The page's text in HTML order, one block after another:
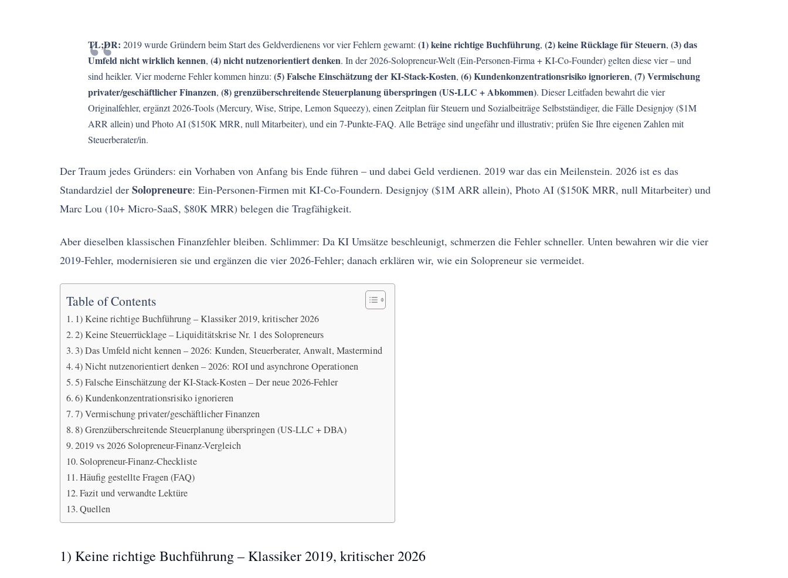
TL;DR: 2019 wurde Gründern beim Start des Geldverdienens vor vier Fehlern gewarnt: (1) keine richtige Buchführung, (2) keine Rücklage für Steuern, (3) das
Umfeld nicht wirklich kennen, (4) nicht nutzenorientiert denken. In der 2026-Solopreneur-Welt (Ein-Personen-Firma + KI-Co-Founder) gelten diese vier – und
sind heikler. Vier moderne Fehler kommen hinzu: (5) Falsche Einschätzung der KI-Stack-Kosten, (6) Kundenkonzentrationsrisiko ignorieren, (7) Vermischung
privater/geschäftlicher Finanzen, (8) grenzüberschreitende Steuerplanung überspringen (US-LLC + Abkommen). Dieser Leitfaden bewahrt die vier
Originalfehler, ergänzt 2026-Tools (Mercury, Wise, Stripe, Lemon Squeezy), einen Zeitplan für Steuern und Sozialbeiträge Selbstständiger, die Fälle Designjoy ($1M
ARR allein) und Photo AI ($150K MRR, null Mitarbeiter), und ein 7-Punkte-FAQ. Alle Beträge sind ungefähr und illustrativ; prüfen Sie Ihre eigenen Zahlen mit
Steuerberater/in.
Der Traum jedes Gründers: ein Vorhaben von Anfang bis Ende führen – und dabei Geld verdienen. 2019 war das ein Meilenstein. 2026 ist es das
Standardziel der Solopreneure: Ein-Personen-Firmen mit KI-Co-Foundern. Designjoy ($1M ARR allein), Photo AI ($150K MRR, null Mitarbeiter) und
Marc Lou (10+ Micro-SaaS, $80K MRR) belegen die Tragfähigkeit.
Aber dieselben klassischen Finanzfehler bleiben. Schlimmer: Da KI Umsätze beschleunigt, schmerzen die Fehler schneller. Unten bewahren wir die vier
2019-Fehler, modernisieren sie und ergänzen die vier 2026-Fehler; danach erklären wir, wie ein Solopreneur sie vermeidet.
Table of Contents
1) Keine richtige Buchführung – Klassiker 2019, kritischer 2026
2) Keine Steuerrücklage – Liquiditätskrise Nr. 1 des Solopreneurs
3) Das Umfeld nicht kennen – 2026: Kunden, Steuerberater, Anwalt, Mastermind
4) Nicht nutzenorientiert denken – 2026: ROI und asynchrone Operationen
5) Falsche Einschätzung der KI-Stack-Kosten – Der neue 2026-Fehler
6) Kundenkonzentrationsrisiko ignorieren
7) Vermischung privater/geschäftlicher Finanzen
8) Grenzüberschreitende Steuerplanung überspringen (US-LLC + DBA)
2019 vs 2026 Solopreneur-Finanz-Vergleich
Solopreneur-Finanz-Checkliste
Häufig gestellte Fragen (FAQ)
Fazit und verwandte Lektüre
Quellen
1) Keine richtige Buchführung – Klassiker 2019, kritischer 2026